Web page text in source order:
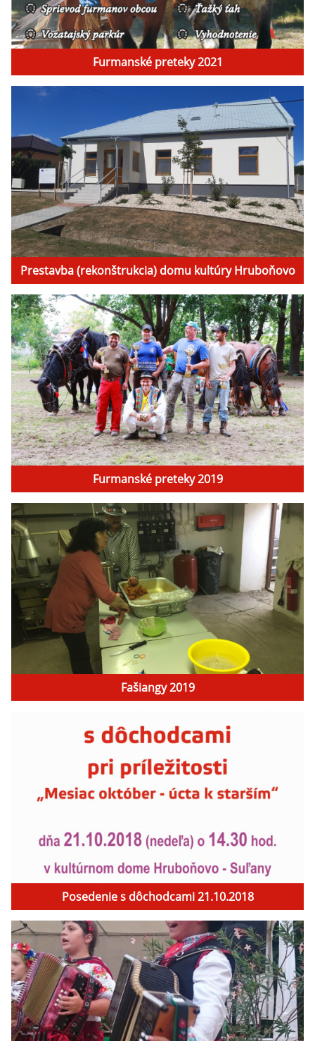
Furmanské preteky 2021
Prestavba (rekonštrukcia) domu kultúry Hruboňovo
Furmanské preteky 2019
Fašiangy 2019
Posedenie s dôchodcami 21.10.2018